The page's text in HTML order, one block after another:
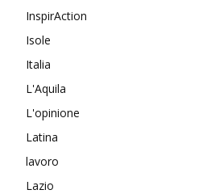
InspirAction
Isole
Italia
L'Aquila
L'opinione
Latina
lavoro
Lazio